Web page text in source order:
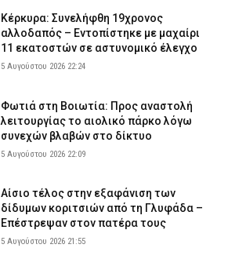
Κέρκυρα: Συνελήφθη 19χρονος
αλλοδαπός – Εντοπίστηκε με μαχαίρι
11 εκατοστών σε αστυνομικό έλεγχο
5 Αυγούστου 2026 22:24
Φωτιά στη Βοιωτία: Προς αναστολή
λειτουργίας το αιολικό πάρκο λόγω
συνεχών βλαβών στο δίκτυο
5 Αυγούστου 2026 22:09
Αίσιο τέλος στην εξαφάνιση των
δίδυμων κοριτσιών από τη Γλυφάδα –
Επέστρεψαν στον πατέρα τους
5 Αυγούστου 2026 21:55